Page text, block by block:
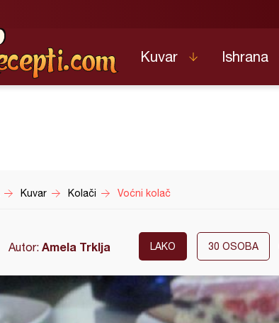
Kuvar Ishrana
Kuvar Kolači Voćni kolač
Autor: Amela Trklja LAKO 30 OSOBA